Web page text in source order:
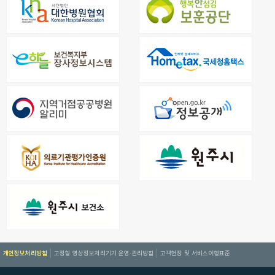
개인정보처리방침 고정형 영상정보처리기기 운영·관리방침 고객헌장 및 서비스이행표준